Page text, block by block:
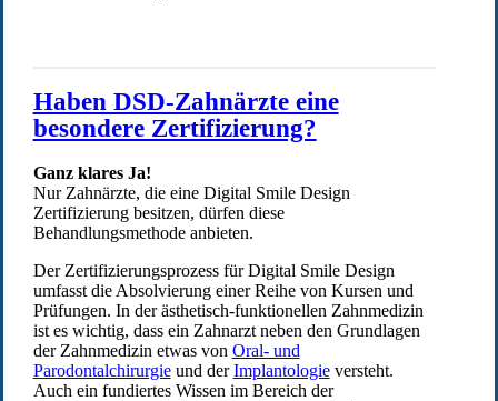
Haben DSD-Zahnärzte eine
besondere Zertifizierung?
Ganz klares Ja!
Nur Zahnärzte, die eine Digital Smile Design
Zertifizierung besitzen, dürfen diese
Behandlungsmethode anbieten.
Der Zertifizierungsprozess für Digital Smile Design
umfasst die Absolvierung einer Reihe von Kursen und
Prüfungen. In der ästhetisch-funktionellen Zahnmedizin
ist es wichtig, dass ein Zahnarzt neben den Grundlagen
der Zahnmedizin etwas von Oral- und
Parodontalchirurgieund derImplantologieversteht.
Auch ein fundiertes Wissen im Bereich der